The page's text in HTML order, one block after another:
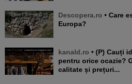
Descopera.ro • Care este cel mai vechi pod din
Europa?
kanald.ro • (P) Cauți idei de cadouri rafinate
pentru orice ocazie?
calitate și prețuri...